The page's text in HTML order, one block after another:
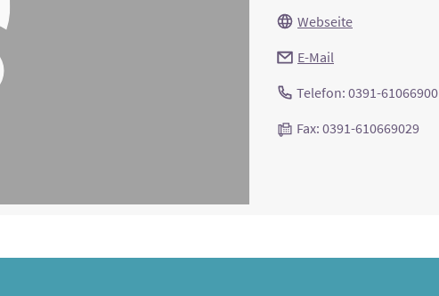
Webseite
E-Mail
Telefon: 0391-61066900
Fax: 0391-610669029